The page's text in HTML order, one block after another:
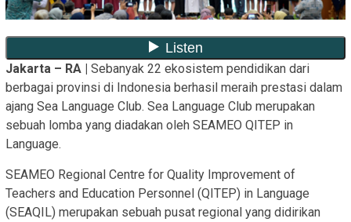
Jakarta – RA |
Sebanyak 22 ekosistem pendidikan dari
berbagai provinsi di Indonesia berhasil meraih prestasi dalam
ajang Sea Language Club. Sea Language Club merupakan
sebuah lomba yang diadakan oleh SEAMEO QITEP in
Language.
SEAMEO Regional Centre for Quality Improvement of
Teachers and Education Personnel (QITEP) in Language
(SEAQIL) merupakan sebuah pusat regional yang didirikan